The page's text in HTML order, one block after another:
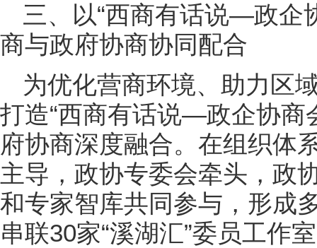
三、以“西商有话说—政企
商与政府协商协同配合
为优化营商环境、助力区
打造“西商有话说—政企协商
府协商深度融合。在组织体
主导，政协专委会牵头，政
和专家智库共同参与，形成
串联30家“溪湖汇”委员工作